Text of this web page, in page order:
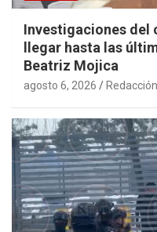
Investigaciones del
llegar hasta las
Beatriz Mojica
agosto 6, 2026 Redacción